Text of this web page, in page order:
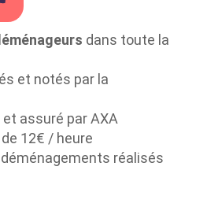
dans toute la
et notés par la
assuré par AXA
12€ / heure
réalisés